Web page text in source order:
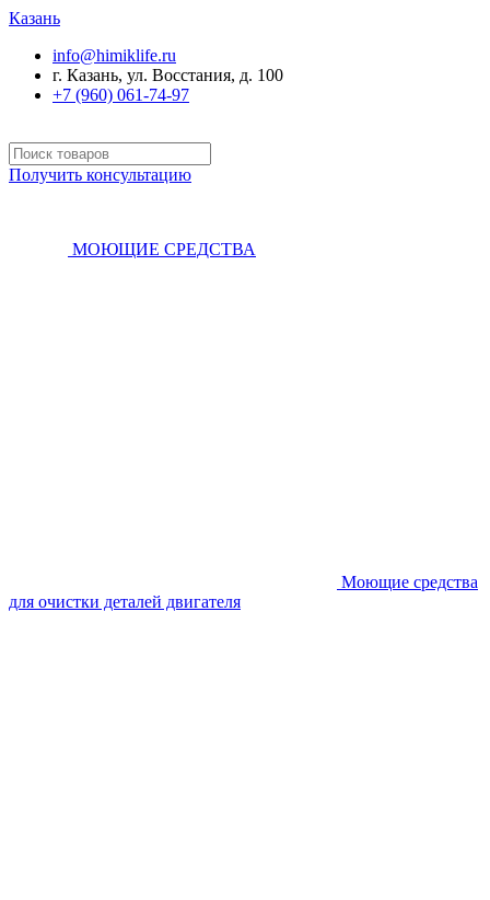
Казань
info@himiklife.ru
г. Казань, ул. Восстания, д. 100
+7 (960) 061-74-97
Получить консультацию
МОЮЩИЕ СРЕДСТВА
Моющие средства
для очистки деталей двигателя